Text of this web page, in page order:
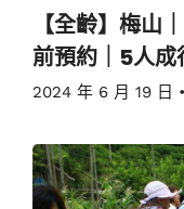
【全齡】梅山
前預約｜5人成
2024 年 6 月 19 日 •